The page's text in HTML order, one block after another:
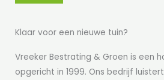
Klaar voor een nieuwe tuin?​
Vreeker Bestrating & Groen is een
opgericht in 1999. Ons bedrijf